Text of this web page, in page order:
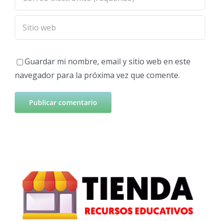
Guardar mi nombre, email y sitio web en este
navegador para la próxima vez que comente.